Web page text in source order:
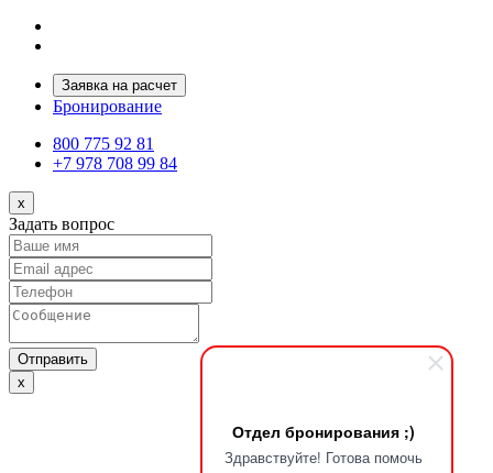
Отдел бронирования ;)
Здравствуйте! Готова помочь
Заявка на расчет
Бронирование
800 775 92 81
+7 978 708 99 84
x
Задать вопрос
Отправить
x